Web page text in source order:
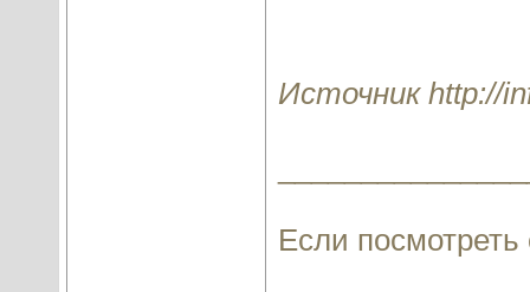
Источник http://
Если посмотреть